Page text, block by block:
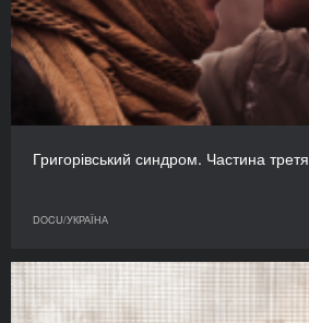
Григорівський синдром. Частина третя
DOCU/УКРАЇНА